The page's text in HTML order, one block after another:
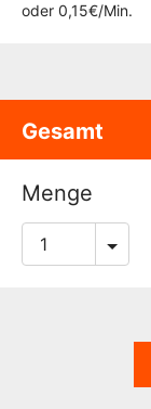
oder 0,15€/Min.
Gesamt
Menge